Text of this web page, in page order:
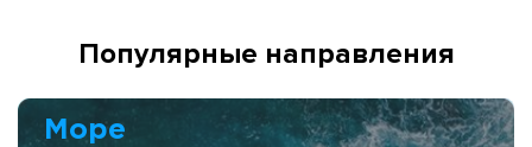
Популярные направления
Море